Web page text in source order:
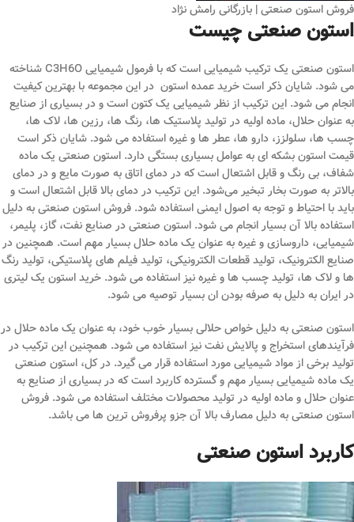
فروش استون صنعتی | بازرگانی رامش نژاد
استون صنعتی چیست
استون صنعتی یک ترکیب شیمیایی است که با فرمول شیمیایی C3H6O شناخته
می‌ شود. شایان ذکر است خرید عمده استون در این مجموعه با بهترین کیفیت
انجام می شود. این ترکیب از نظر شیمیایی یک کتون است و در بسیاری از صنایع
به عنوان حلال، ماده اولیه در تولید پلاستیک ‌ها، رنگ ‌ها، رزین ‌ها، لاک ‌ها،
چسب ‌ها، سلولزز، دارو ها، عطر ها و غیره استفاده می‌ شود. شایان ذکر است
قیمت استون بشکه ای به عوامل بسیاری بستگی دارد. استون صنعتی یک ماده
شفاف، بی ‌رنگ و قابل اشتعال است که در دمای اتاق به صورت مایع و در دمای
بالاتر به صورت بخار تبخیر می‌شود. این ترکیب در دمای بالا قابل اشتعال است و
باید با احتیاط و توجه به اصول ایمنی استفاده شود. فروش استون صنعتی به دلیل
استفاده بالا آن بسیار انجام می شود. استون صنعتی در صنایع نفت، گاز، پلیمر،
شیمیایی، داروسازی و غیره به عنوان یک ماده حلال بسیار مهم است. همچنین در
صنایع الکترونیک، تولید قطعات الکترونیکی، تولید فیلم ‌های پلاستیکی، تولید رنگ
‌ها و لاک‌ ها، تولید چسب‌ ها و غیره نیز استفاده می‌ شود. خرید استون یک لیتری
در ایران به دلیل به صرفه بودن ان بسیار توصیه می شود.
استون صنعتی به دلیل خواص حلالی بسیار خوب خود، به عنوان یک ماده حلال در
فرآیندهای استخراج و پالایش نفت نیز استفاده می‌ شود. همچنین این ترکیب در
تولید برخی از مواد شیمیایی مورد استفاده قرار می‌ گیرد. در کل، استون صنعتی
یک ماده شیمیایی بسیار مهم و گسترده کاربرد است که در بسیاری از صنایع به
عنوان حلال و ماده اولیه در تولید محصولات مختلف استفاده می‌ شود. فروش
استون صنعتی به دلیل مصارف بالا آن جزو پرفروش ترین ها می باشد.
کاربرد استون صنعتی